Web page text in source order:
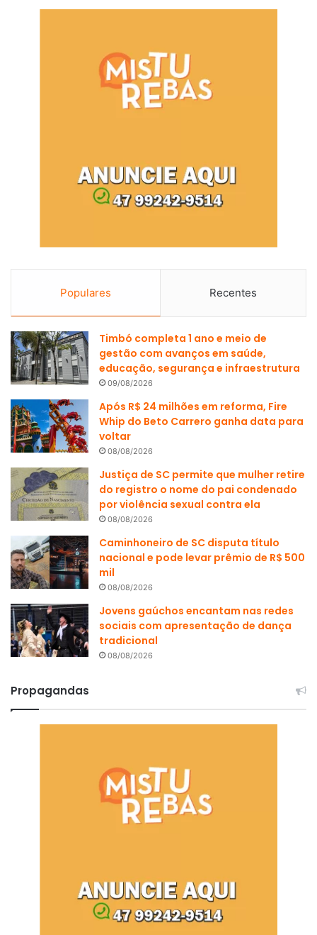
Populares Recentes
Timbó completa 1 ano e meio de
gestão com avanços em saúde,
educação, segurança e infraestrutura
09/08/2026
Após R$ 24 milhões em reforma, Fire
Whip do Beto Carrero ganha data para
voltar
08/08/2026
Justiça de SC permite que mulher retire
do registro o nome do pai condenado
por violência sexual contra ela
08/08/2026
Caminhoneiro de SC disputa título
nacional e pode levar prêmio de R$ 500
mil
08/08/2026
Jovens gaúchos encantam nas redes
sociais com apresentação de dança
tradicional
08/08/2026
Propagandas